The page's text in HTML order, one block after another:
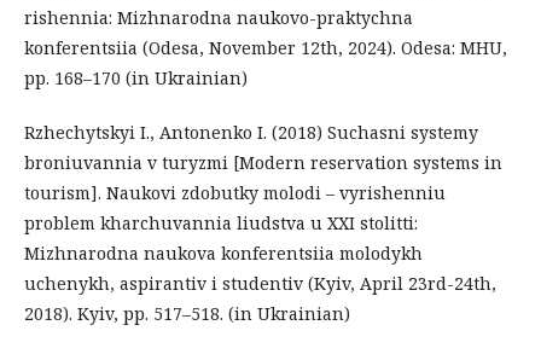
rishennia: Mizhnarodna naukovo-praktychna
konferentsiia (Odesa, November 12th, 2024). Odesa: MHU,
рр. 168–170 (in Ukrainian)
Rzhechytskyi I., Antonenko I. (2018) Suchasni systemy
broniuvannia v turyzmi [Modern reservation systems in
tourism]. Naukovi zdobutky molodi – vyrishenniu
problem kharchuvannia liudstva u XXI stolitti:
Mizhnarodna naukova konferentsiia molodykh
uchenykh, aspirantiv i studentiv (Kyiv, April 23rd-24th,
2018). Kyiv, рр. 517–518. (in Ukrainian)